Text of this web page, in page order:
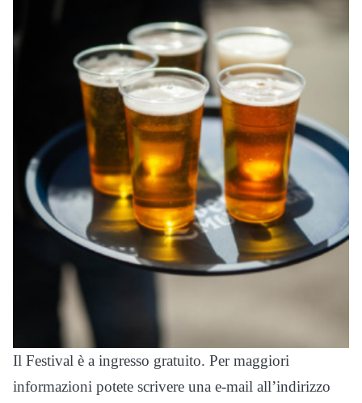
Il Festival è a ingresso gratuito. Per maggiori
informazioni potete scrivere una e-mail all’indirizzo